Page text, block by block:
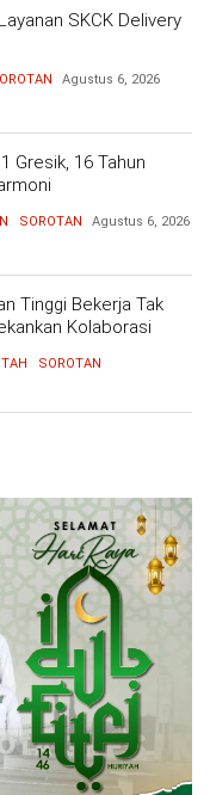
SKCK Delivery
Agustus 6, 2026
Gresik, 16 Tahun
SOROTAN Agustus 6, 2026
Tinggi Bekerja Tak
Kolaborasi
SOROTAN